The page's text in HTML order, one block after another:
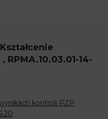
RPMA.10.03.01-14-
kontroli PZP